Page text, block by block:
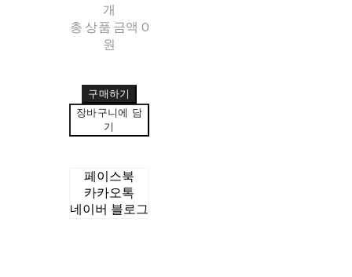
개
총 상품 금액 0
원
구매하기
장바구니에 담
기
페이스북
카카오톡
네이버 블로그